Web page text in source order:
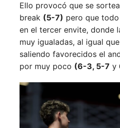
Ello provocó que se
break (5-7) pero que
en el tercer envite, donde
muy igualadas, al igual
saliendo favorecidos el
por muy poco (6-3, 5-7 y